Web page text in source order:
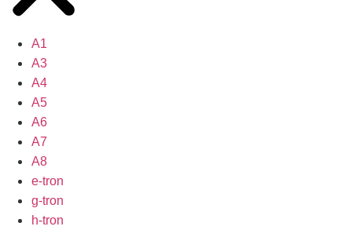
A1
A3
A4
A5
A6
A7
A8
e-tron
g-tron
h-tron